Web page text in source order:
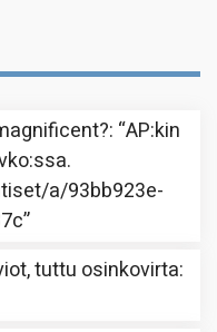
: “AP:kin
a/93bb923e-
”
tuttu osinkovirta: